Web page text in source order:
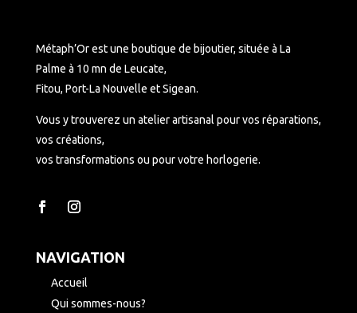
Métaph’Or est une boutique de bijoutier, située à La
Palme à 10 mn de Leucate,
Fitou, Port-La Nouvelle et Sigean.
Vous y trouverez un atelier artisanal pour vos réparations,
vos créations,
vos transformations ou pour votre horlogerie.
NAVIGATION
Accueil
Qui sommes-nous?